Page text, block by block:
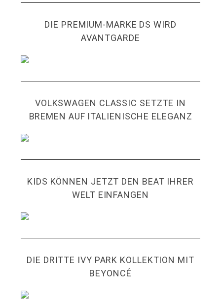
DIE PREMIUM-MARKE DS WIRD
AVANTGARDE
VOLKSWAGEN CLASSIC SETZTE IN
BREMEN AUF ITALIENISCHE ELEGANZ
KIDS KÖNNEN JETZT DEN BEAT IHRER
WELT EINFANGEN
DIE DRITTE IVY PARK KOLLEKTION MIT
BEYONCÉ